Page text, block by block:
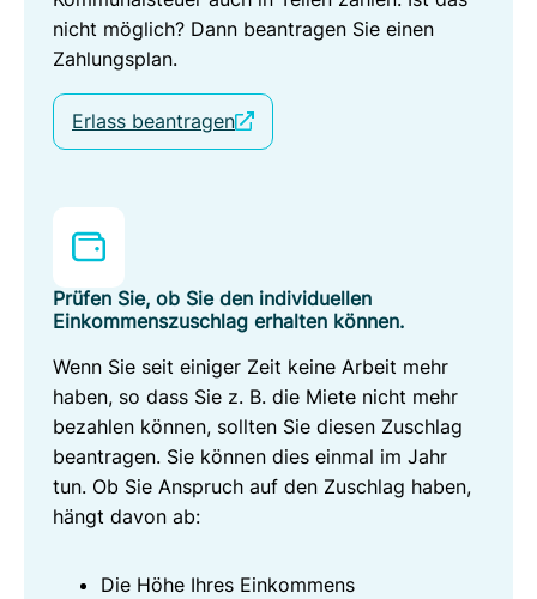
nicht möglich? Dann beantragen Sie einen
Zahlungsplan.
Erlass beantragen
Prüfen Sie, ob Sie den individuellen
Einkommenszuschlag erhalten können.
Wenn Sie seit einiger Zeit keine Arbeit mehr
haben, so dass Sie z. B. die Miete nicht mehr
bezahlen können, sollten Sie diesen Zuschlag
beantragen. Sie können dies einmal im Jahr
tun. Ob Sie Anspruch auf den Zuschlag haben,
hängt davon ab:
Die Höhe Ihres Einkommens